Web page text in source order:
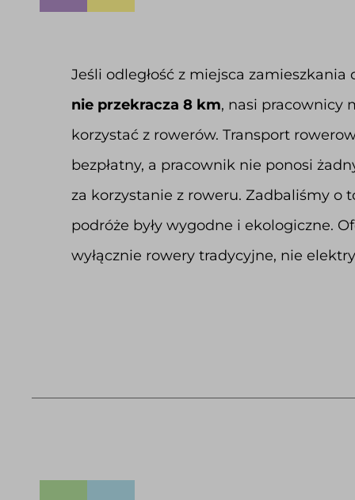
Jeśli odległość z miejsca zamieszkania
nie przekracza 8 km, nasi pracownicy
korzystać z rowerów. Transport
bezpłatny, a pracownik nie ponosi
za korzystanie z roweru. Zadbaliśmy o
podróże były wygodne i ekologiczne.
wyłącznie rowery tradycyjne, nie